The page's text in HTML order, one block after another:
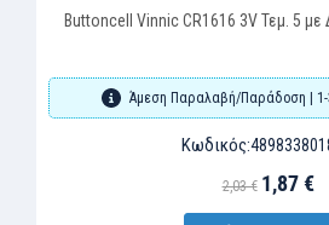
Buttoncell Vinnic CR1616 3V Τεμ. 5 με
Άμεση Παραλαβή/Παράδοση | 1-
Κωδικός:
2,03 € 1,87 €